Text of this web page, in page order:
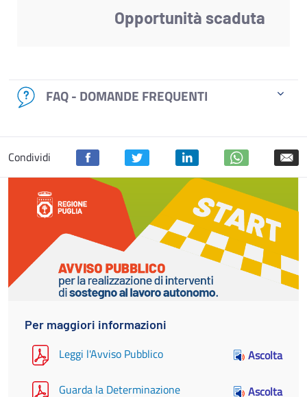
Opportunità scaduta
FAQ - DOMANDE FREQUENTI
Condividi
Per maggiori informazioni
Leggi l'Avviso Pubblico Ascolta
Guarda la Determinazione Ascolta